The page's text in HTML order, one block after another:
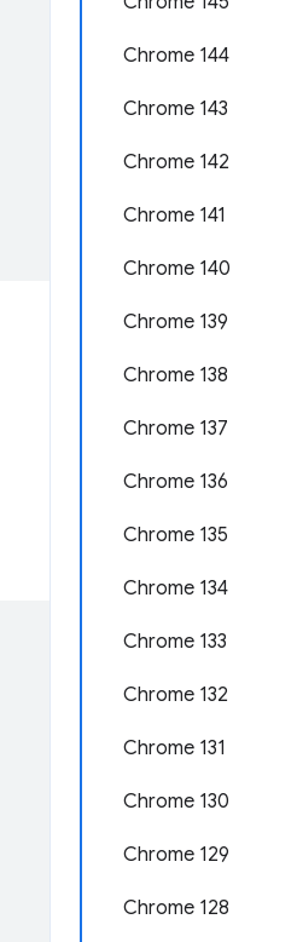
Chrome 144
Chrome 143
Chrome 142
Chrome 141
Chrome 140
Chrome 139
Chrome 138
Chrome 137
Chrome 136
Chrome 135
Chrome 134
Chrome 133
Chrome 132
Chrome 131
Chrome 130
Chrome 129
Chrome 128